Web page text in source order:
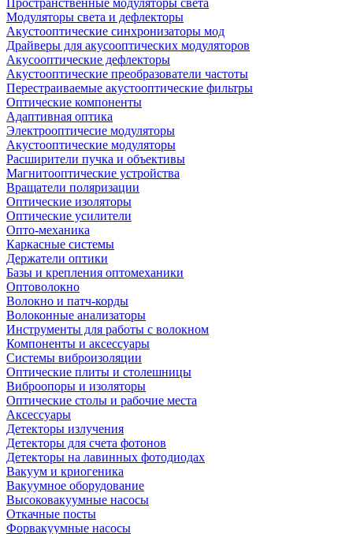
Пространственные модуляторы света
Модуляторы света и дефлекторы
Акустооптические синхронизаторы мод
Драйверы для акусооптических модуляторов
Акусооптические дефлекторы
Акустооптические преобразователи частоты
Перестраиваемые акустооптические фильтры
Оптические компоненты
Адаптивная оптика
Электрооптичесие модуляторы
Акустооптические модуляторы
Расширители пучка и объективы
Магнитооптические устройства
Вращатели поляризации
Оптические изоляторы
Оптические усилители
Опто-механика
Каркасные системы
Держатели оптики
Базы и крепления оптомеханики
Оптоволокно
Волокно и патч-корды
Волоконные анализаторы
Инструменты для работы с волокном
Компоненты и аксессуары
Системы виброизоляции
Оптические плиты и столешницы
Виброопоры и изоляторы
Оптические столы и рабочие места
Аксессуары
Детекторы излучения
Детекторы для счета фотонов
Детекторы на лавинных фотодиодах
Вакуум и криогеника
Вакуумное оборудование
Высоковакуумные насосы
Откачные посты
Форвакуумные насосы